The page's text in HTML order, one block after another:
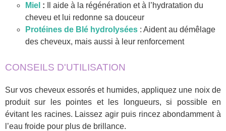
Miel : Il aide à la régénération et à l’hydratation du
cheveu et lui redonne sa douceur
Protéines de Blé hydrolysées : Aident au démêlage
des cheveux, mais aussi à leur renforcement
CONSEILS D'UTILISATION
Sur vos cheveux essorés et humides, appliquez une noix de
produit sur les pointes et les longueurs, si possible en
évitant les racines. Laissez agir puis rincez abondamment à
l’eau froide pour plus de brillance.